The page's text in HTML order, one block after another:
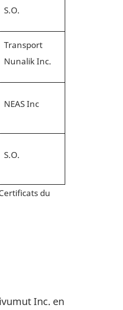
S.O.
Transport
Nunalik Inc.
NEAS Inc
S.O.
du
Inc. en